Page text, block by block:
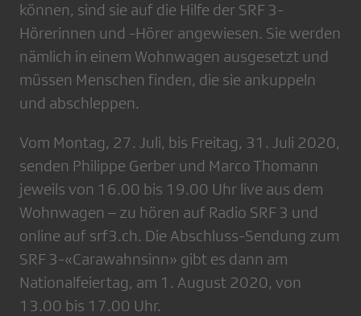
können, sind sie auf die Hilfe der SRF 3-
Hörerinnen und -Hörer angewiesen. Sie werden
nämlich in einem Wohnwagen ausgesetzt und
müssen Menschen finden, die sie ankuppeln
und abschleppen.
Vom Montag, 27. Juli, bis Freitag, 31. Juli 2020,
senden Philippe Gerber und Marco Thomann
jeweils von 16.00 bis 19.00 Uhr live aus dem
Wohnwagen – zu hören auf Radio SRF 3 und
online auf srf3.ch. Die Abschluss-Sendung zum
SRF 3-«Carawahnsinn» gibt es dann am
Nationalfeiertag, am 1. August 2020, von
13.00 bis 17.00 Uhr.